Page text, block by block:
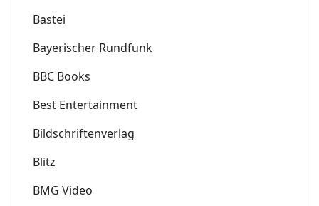
Bastei
Bayerischer Rundfunk
BBC Books
Best Entertainment
Bildschriftenverlag
Blitz
BMG Video